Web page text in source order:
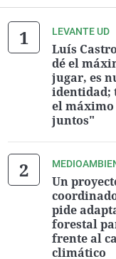
LEVANTE UD
Luís
dé el
jugar, es
identidad;
el máximo
juntos"
Un
pide
forestal
frente al
climático